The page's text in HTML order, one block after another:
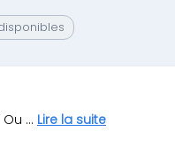
... Lire la suite